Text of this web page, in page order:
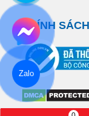
CHÍNH
Zalo